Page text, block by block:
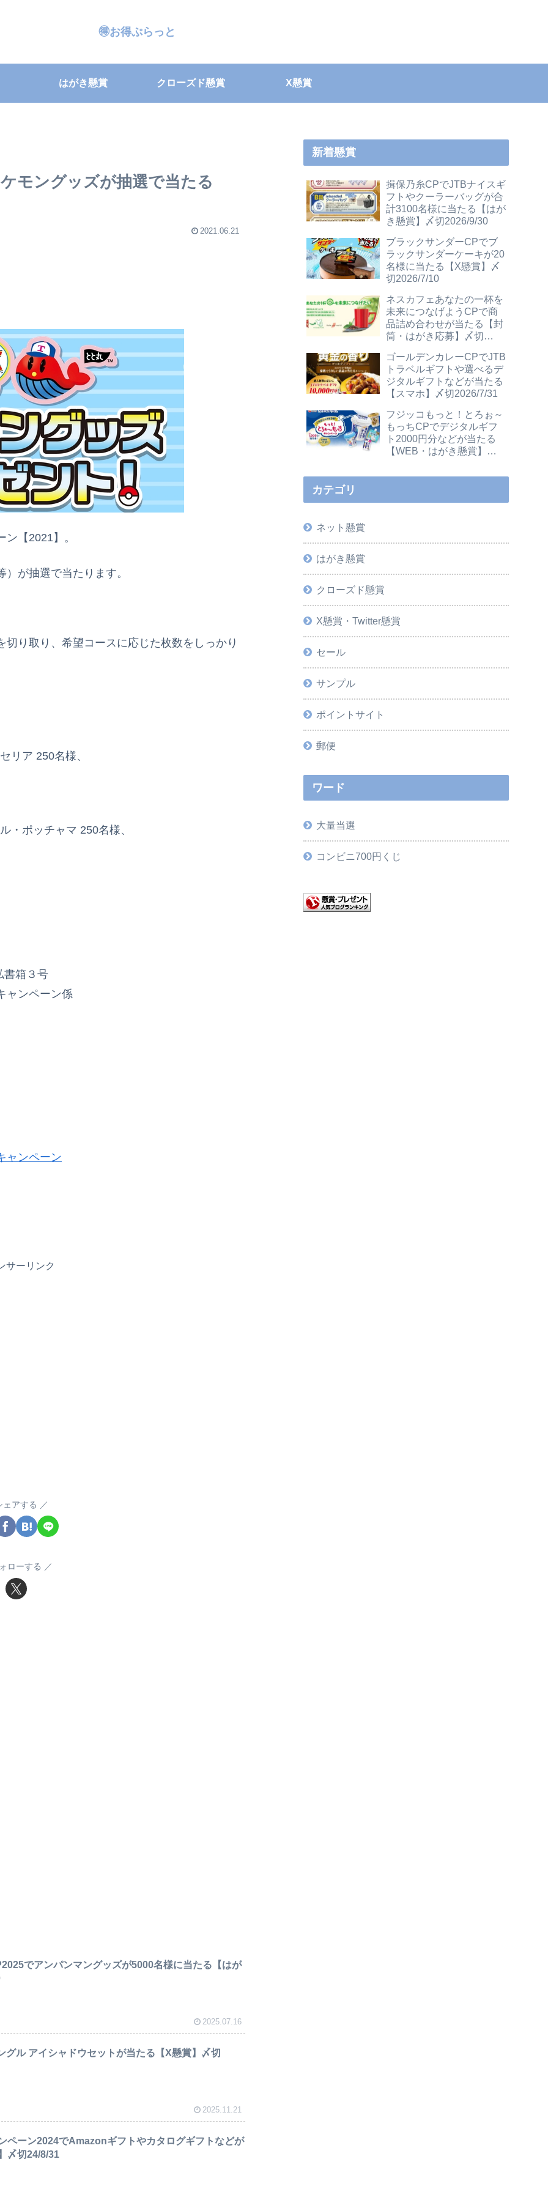
🉐お得ぷらっと
はがき懸賞 クローズド懸賞 X懸賞
モングッズが抽選で当たる
2021.06.21
【2021】。
が抽選で当たります。
り取り、希望コースに応じた枚数をしっかり
リア 250名様、
・ポッチャマ 250名様、
書箱３号
ャンペーン係
ャンペーン
サーリンク
ェアする
ローする
でアンパンマングッズが5000名様に当たる【はが
2025.07.16
グル アイシャドウセットが当たる【X懸賞】〆切
2025.11.21
ペーン2024でAmazonギフトやカタログギフトなどが
〆切24/8/31
新着懸賞
揖保乃糸CPでJTBナイスギ
フトやクーラーバッグが合
計3100名様に当たる【はが
き懸賞】〆切2026/9/30
ブラックサンダーCPでブ
ラックサンダーケーキが20
名様に当たる【X懸賞】〆
切2026/7/10
ネスカフェあなたの一杯を
未来につなげようCPで商
品詰め合わせが当たる【封
筒・はがき応募】〆切
ゴールデンカレーCPでJTB
トラベルギフトや選べるデ
ジタルギフトなどが当たる
【スマホ】〆切2026/7/31
フジッコもっと！とろぉ～
もっちCPでデジタルギフ
ト2000円分などが当たる
【WEB・はがき懸賞】〆
カテゴリ
ネット懸賞
はがき懸賞
クローズド懸賞
X懸賞・Twitter懸賞
セール
サンプル
ポイントサイト
郵便
ワード
大量当選
コンビニ700円くじ